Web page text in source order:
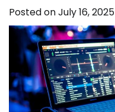
Posted onJuly 16, 2025